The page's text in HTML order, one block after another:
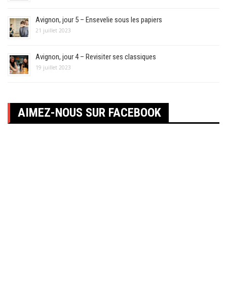
Avignon, jour 5 – Ensevelie sous les papiers
21 juillet 2023
Avignon, jour 4 – Revisiter ses classiques
19 juillet 2023
AIMEZ-NOUS SUR FACEBOOK